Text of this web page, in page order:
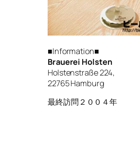
■Information■
Brauerei Holsten
Holstenstraße 224,
22765 Hamburg
最終訪問２００４年